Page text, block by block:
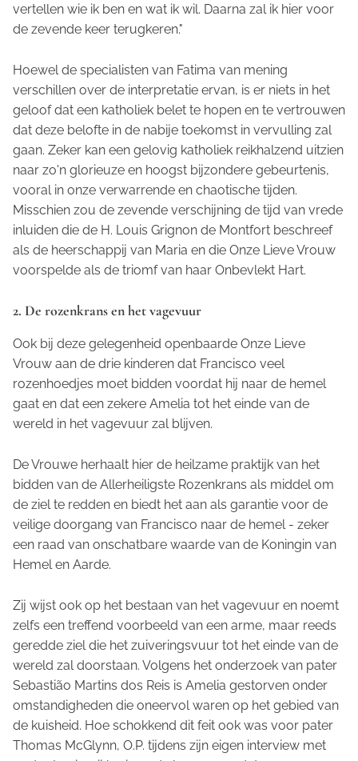
vertellen wie ik ben en wat ik wil. Daarna zal ik hier voor
de zevende keer terugkeren."
Hoewel de specialisten van Fatima van mening
verschillen over de interpretatie ervan, is er niets in het
geloof dat een katholiek belet te hopen en te vertrouwen
dat deze belofte in de nabije toekomst in vervulling zal
gaan. Zeker kan een gelovig katholiek reikhalzend uitzien
naar zo'n glorieuze en hoogst bijzondere gebeurtenis,
vooral in onze verwarrende en chaotische tijden.
Misschien zou de zevende verschijning de tijd van vrede
inluiden die de H. Louis Grignon de Montfort beschreef
als de heerschappij van Maria en die Onze Lieve Vrouw
voorspelde als de triomf van haar Onbevlekt Hart.
2. De rozenkrans en het vagevuur
Ook bij deze gelegenheid openbaarde Onze Lieve
Vrouw aan de drie kinderen dat Francisco veel
rozenhoedjes moet bidden voordat hij naar de hemel
gaat en dat een zekere Amelia tot het einde van de
wereld in het vagevuur zal blijven.
De Vrouwe herhaalt hier de heilzame praktijk van het
bidden van de Allerheiligste Rozenkrans als middel om
de ziel te redden en biedt het aan als garantie voor de
veilige doorgang van Francisco naar de hemel - zeker
een raad van onschatbare waarde van de Koningin van
Hemel en Aarde.
Zij wijst ook op het bestaan van het vagevuur en noemt
zelfs een treffend voorbeeld van een arme, maar reeds
geredde ziel die het zuiveringsvuur tot het einde van de
wereld zal doorstaan. Volgens het onderzoek van pater
Sebastião Martins dos Reis is Amelia gestorven onder
omstandigheden die oneervol waren op het gebied van
de kuisheid. Hoe schokkend dit feit ook was voor pater
Thomas McGlynn, O.P. tijdens zijn eigen interview met